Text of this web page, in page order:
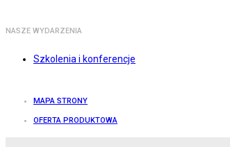
NASZE WYDARZENIA
Szkolenia i konferencje
MAPA STRONY
OFERTA PRODUKTOWA